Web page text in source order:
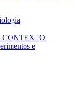
CONTEXTO
e